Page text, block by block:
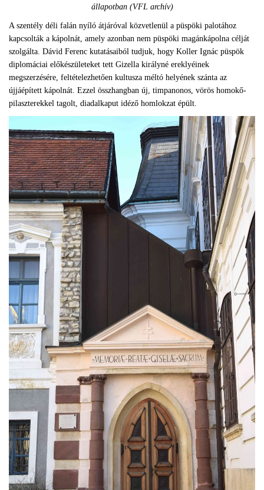
állapotban (VFL archív)
A szentély déli falán nyíló átjáróval közvetlenül a püspöki palotához
kapcsolták a kápolnát, amely azonban nem püspöki magánkápolna célját
szolgálta. Dávid Ferenc kutatásaiból tudjuk, hogy Koller Ignác püspök
diplomáciai előkészületeket tett Gizella királyné ereklyéinek
megszerzésére, feltételezhetően kultusza méltó helyének szánta az
újjáépített kápolnát. Ezzel összhangban új, timpanonos, vörös homokő-
pilaszterekkel tagolt, diadalkaput idéző homlokzat épült.